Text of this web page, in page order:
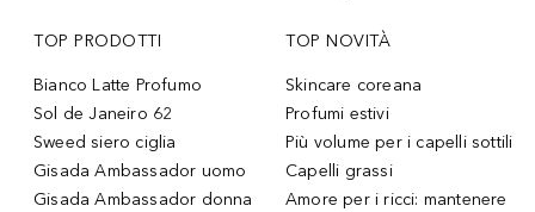
TOP PRODOTTI
Bianco Latte Profumo
Sol de Janeiro 62
Sweed siero ciglia
Gisada Ambassador uomo
Gisada Ambassador donna
TOP NOVITÀ
Skincare coreana
Profumi estivi
Più volume per i capelli sottili
Capelli grassi
Amore per i ricci: mantenere